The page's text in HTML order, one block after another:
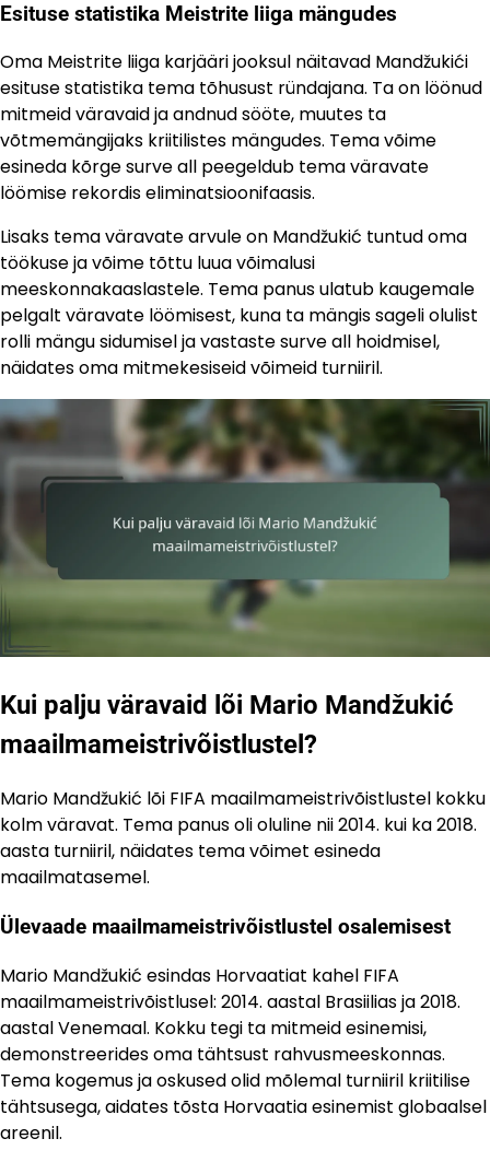
Esituse statistika Meistrite liiga mängudes
Oma Meistrite liiga karjääri jooksul näitavad Mandžukići
esituse statistika tema tõhusust ründajana. Ta on löönud
mitmeid väravaid ja andnud sööte, muutes ta
võtmemängijaks kriitilistes mängudes. Tema võime
esineda kõrge surve all peegeldub tema väravate
löömise rekordis eliminatsioonifaasis.
Lisaks tema väravate arvule on Mandžukić tuntud oma
töökuse ja võime tõttu luua võimalusi
meeskonnakaaslastele. Tema panus ulatub kaugemale
pelgalt väravate löömisest, kuna ta mängis sageli olulist
rolli mängu sidumisel ja vastaste surve all hoidmisel,
näidates oma mitmekesiseid võimeid turniiril.
Kui palju väravaid lõi Mario Mandžukić
maailmameistrivõistlustel?
Mario Mandžukić lõi FIFA maailmameistrivõistlustel kokku
kolm väravat. Tema panus oli oluline nii 2014. kui ka 2018.
aasta turniiril, näidates tema võimet esineda
maailmatasemel.
Ülevaade maailmameistrivõistlustel osalemisest
Mario Mandžukić esindas Horvaatiat kahel FIFA
maailmameistrivõistlusel: 2014. aastal Brasiilias ja 2018.
aastal Venemaal. Kokku tegi ta mitmeid esinemisi,
demonstreerides oma tähtsust rahvusmeeskonnas.
Tema kogemus ja oskused olid mõlemal turniiril kriitilise
tähtsusega, aidates tõsta Horvaatia esinemist globaalsel
areenil.